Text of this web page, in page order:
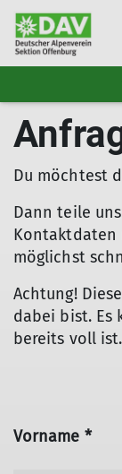
Du möchtest
Dann teile
Kontaktdaten
möglichst
Achtung!
dabei bist. Es
bereits voll
Vorname *